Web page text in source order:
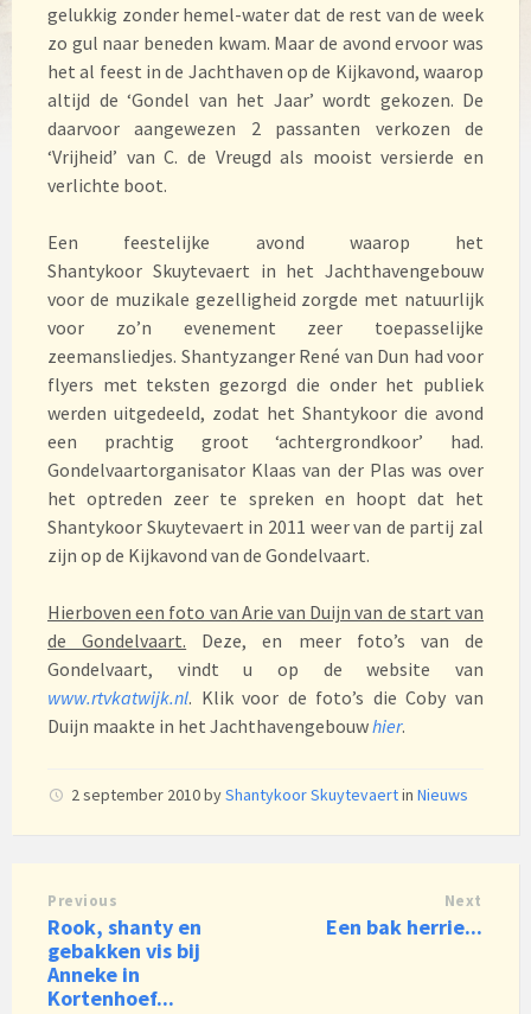
gelukkig zonder hemel-water dat de rest van de week
zo gul naar beneden kwam. Maar de avond ervoor was
het al feest in de Jachthaven op de Kijkavond, waarop
altijd de ‘Gondel van het Jaar’ wordt gekozen. De
daarvoor aangewezen 2 passanten verkozen de
‘Vrijheid’ van C. de Vreugd als mooist versierde en
verlichte boot.
Een feestelijke avond waarop het
Shantykoor Skuytevaert in het Jachthavengebouw
voor de muzikale gezelligheid zorgde met natuurlijk
voor zo’n evenement zeer toepasselijke
zeemansliedjes. Shantyzanger René van Dun had voor
flyers met teksten gezorgd die onder het publiek
werden uitgedeeld, zodat het Shantykoor die avond
een prachtig groot ‘achtergrondkoor’ had.
Gondelvaartorganisator Klaas van der Plas was over
het optreden zeer te spreken en hoopt dat het
Shantykoor Skuytevaert in 2011 weer van de partij zal
zijn op de Kijkavond van de Gondelvaart.
Hierboven een foto van Arie van Duijn van de start van
de Gondelvaart. Deze, en meer foto’s van de
Gondelvaart, vindt u op de website van
www.rtvkatwijk.nl. Klik voor de foto’s die Coby van
Duijn maakte in het Jachthavengebouwhier.
2 september 2010byShantykoor Skuytevaertin Nieuws
Previous
Rook, shanty en
gebakken vis bij
Anneke in
Kortenhoef...
Next
Een bak herrie...